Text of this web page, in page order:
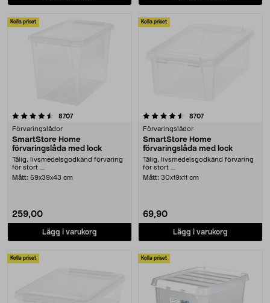
Kolla priset
8707recensioner
Förvaringslådor
SmartStore Home
förvaringslåda med lock
Tålig, livsmedelsgodkänd förvaring
för stort ....
Mått: 59x39x43 cm
259,00
Lägg i varukorg
Kolla priset
4.5 av 5 stjärnor 8707recensioner
Förvaringslådor
SmartStore Home
förvaringslåda med lock
Tålig, livsmedelsgodkänd förvaring
för stort ....
Mått: 30x19x11 cm
69,90
Lägg i varukorg
Kolla priset Kolla priset